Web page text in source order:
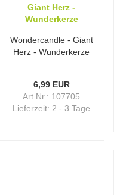
Wondercandle - Giant
Herz - Wunderkerze
6,99 EUR
Art.Nr.: 107705
Lieferzeit: 2 - 3 Tage